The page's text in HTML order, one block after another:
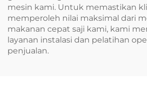
mesin kami. Untuk memastikan
memperoleh nilai maksimal dari
makanan cepat saji kami, kami
layanan instalasi dan pelatihan
penjualan.